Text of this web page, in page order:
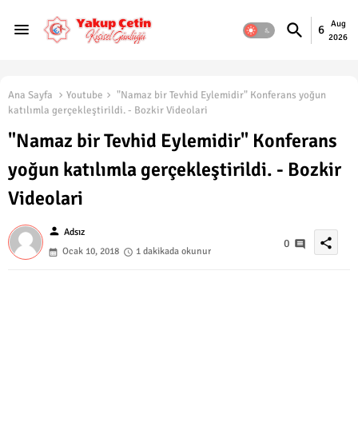
6
Aug
2026
Ana Sayfa Youtube
"Namaz bir Tevhid Eylemidir" Konferans yoğun
katılımla gerçekleştirildi. - Bozkir Videolari
"Namaz bir Tevhid Eylemidir" Konferans
yoğun katılımla gerçekleştirildi. - Bozkir
Videolari
person Adsız
Ocak 10, 2018
1 dakikada okunur
0 share